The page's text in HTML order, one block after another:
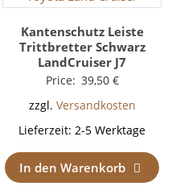
Kantenschutz Leiste
Trittbretter Schwarz
LandCruiser J7
Price: 39,50 €
zzgl. Versandkosten
Lieferzeit:2-5 Werktage
In den Warenkorb